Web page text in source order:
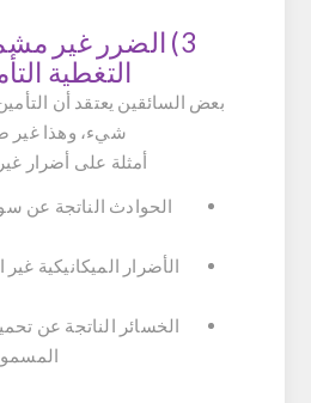
3) الضرر غير
التغطية
بعض السائقين يعتقد أن
شيء، وهذا غير
أمثلة على أضرار
الحوادث الناتجة عن
الأضرار الميكانيكية
الخسائر الناتجة عن